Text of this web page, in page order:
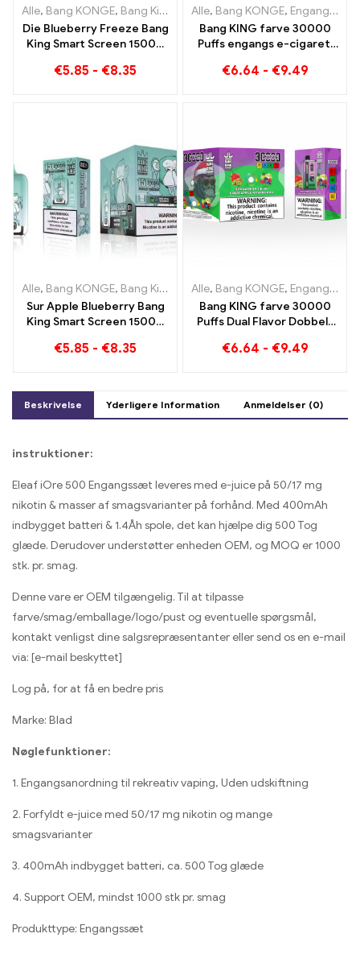
Alle, Bang KONGE, Bang King Smart skærm 15000 Puff ,Engangs
Die Blueberry Freeze Bang
King Smart Screen 15000
€5.85 - €8.35
Alle, Bang KONGE, Engangs e-cigaretter Litauen
Bang KING farve 30000
Puffs engangs e-cigaret.
af kølig vandmelon-is og
€6.64 - €9.49
Alle, Bang KONGE, Bang King Smart skærm 15000 Puff ,Engangs
Sur Apple Blueberry Bang
King Smart Screen 15000
vaping-oplevelse fuld af
€5.85 - €8.35
Alle, Bang KONGE, Engangs e-cigaretter Litauen
Bang KING farve 30000
Puffs Dual Flavor Dobbelt
Kiwi og Sour Apple
€6.64 - €9.49
Beskrivelse Yderligere Information Anmeldelser (0)
instruktioner:
Eleaf iOre 500 Engangssæt leveres med e-juice på 50/17 mg
nikotin & masser af smagsvarianter på forhånd. Med 400mAh
indbygget batteri & 1.4Åh spole, det kan hjælpe dig 500 Tog
glæde. Derudover understøtter enheden OEM, og MOQ er 1000
stk. pr. smag.
Denne vare er OEM tilgængelig. Til at tilpasse
farve/smag/emballage/logo/pust og eventuelle spørgsmål,
kontakt venligst dine salgsrepræsentanter eller send os en e-mail
via: [e-mail beskyttet]
Log på, for at få en bedre pris
Marke: Blad
Nøglefunktioner:
1. Engangsanordning til rekreativ vaping, Uden udskiftning
2. Forfyldt e-juice med 50/17 mg nikotin og mange
smagsvarianter
3. 400mAh indbygget batteri, ca. 500 Tog glæde
4. Support OEM, mindst 1000 stk pr. smag
Produkttype: Engangssæt